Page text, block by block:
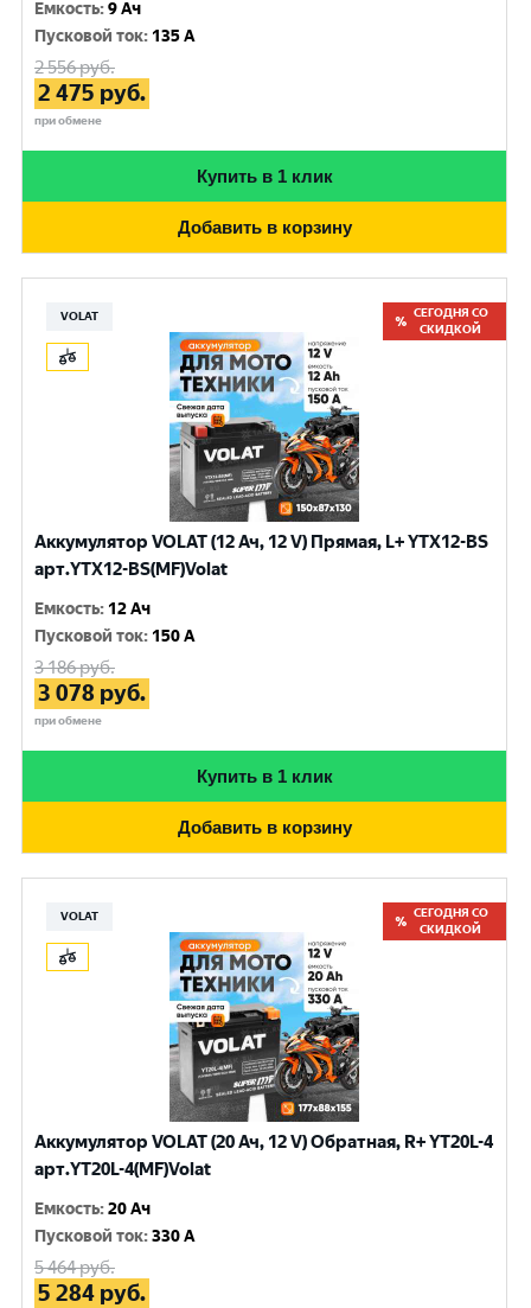
Емкость:9 Ач
Пусковой ток: 135 A
2 556руб.
2 475 руб.
при обмене
Купить в 1 клик
Добавить в корзину
VOLAT
СЕГОДНЯ СО
СКИДКОЙ
Аккумулятор VOLAT (12 Ач, 12 V) Прямая, L+ YTX12-BS
арт.YTX12-BS(MF)Volat
Емкость: 12 Ач
Пусковой ток: 150 A
3 186руб.
3 078 руб.
при обмене
Купить в 1 клик
Добавить в корзину
VOLAT
СЕГОДНЯ СО
СКИДКОЙ
Аккумулятор VOLAT (20 Ач, 12 V) Обратная, R+ YT20L-4
арт.YT20L-4(MF)Volat
Емкость:20 Ач
Пусковой ток:330 A
5 464руб.
5 284 руб.